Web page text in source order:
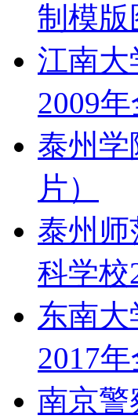
制模版
江南大
2009
泰州学
片）
泰州
科学校
东南
2017
南京警